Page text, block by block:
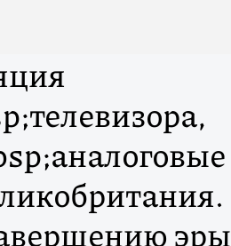
эры